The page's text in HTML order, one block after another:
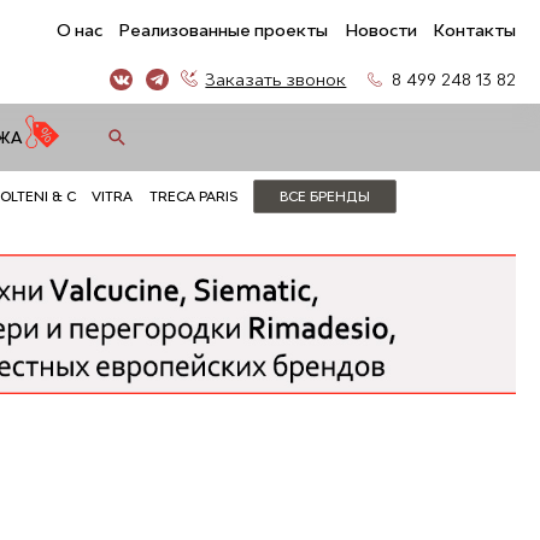
О нас Реализованные проекты Новости Контакты
Заказать звонок 8 499 248 13 82
& C VITRA TRECA PARIS ВСЕ БРЕНДЫ